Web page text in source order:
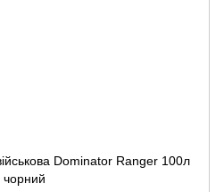
Dominator Ranger 100л
чорний